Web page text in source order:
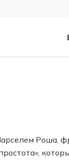
Роша,